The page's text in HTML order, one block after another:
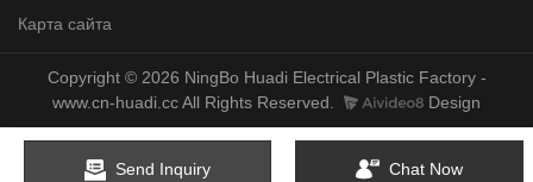
Карта сайта
Copyright © 2026 NingBo Huadi Electrical Plastic Factory -
www.cn-huadi.cc All Rights Reserved.
Design
Send Inquiry Chat Now